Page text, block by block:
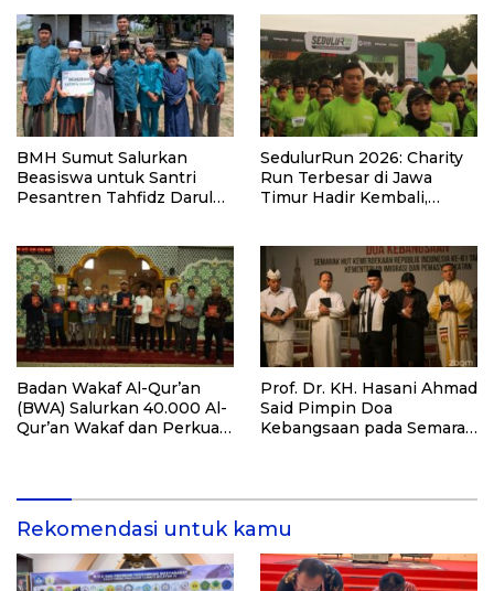
BMH Sumut Salurkan
Beasiswa untuk Santri
Pesantren Tahfidz Darul
SedulurRun 2026: Charity
Run Terbesar di Jawa
Timur Hadir Kembali,
Santri dan Guru Honorer
Badan Wakaf Al-Qur’an
(BWA) Salurkan 40.000 Al-
Qur’an Wakaf dan Perkuat
Prof. Dr. KH. Hasani Ahmad
Said Pimpin Doa
Kebangsaan pada Semarak
Rekomendasi untuk kamu